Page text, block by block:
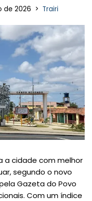
de 2026 Trairi
a cidade com melhor
segundo o novo
Gazeta do Povo
Com um índice